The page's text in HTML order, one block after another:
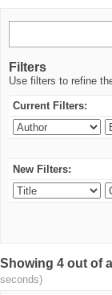
Filters
Use filters to refine
Current Filters:
New Filters:
Showing 4 out of
seconds)